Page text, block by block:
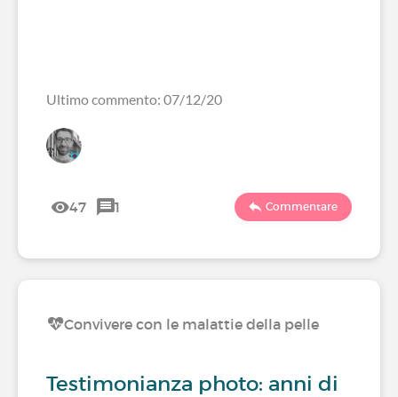
Ultimo commento: 07/12/20
47 1 Commentare
Convivere con le malattie della pelle
Testimonianza photo: anni di